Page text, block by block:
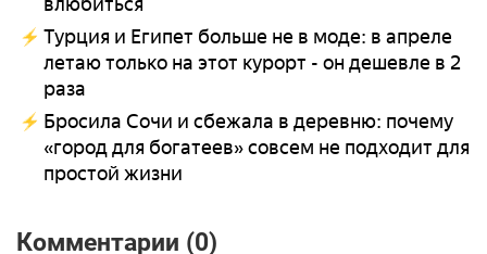
Турция и Египет больше не в моде: в апреле
летаю только на этот курорт - он дешевле в 2
раза
Бросила Сочи и сбежала в деревню: почему
«город для богатеев» совсем не подходит для
простой жизни
Комментарии (0)